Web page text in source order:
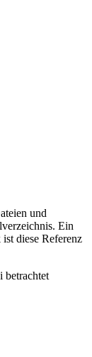
und
Ein
diese Referenz
betrachtet